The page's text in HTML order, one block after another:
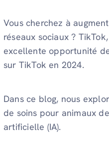
Vous cherchez à
réseaux sociaux ?
excellente opportunité
sur TikTok en 2024.
Dans ce blog, nous
de soins pour animaux
artificielle (IA).